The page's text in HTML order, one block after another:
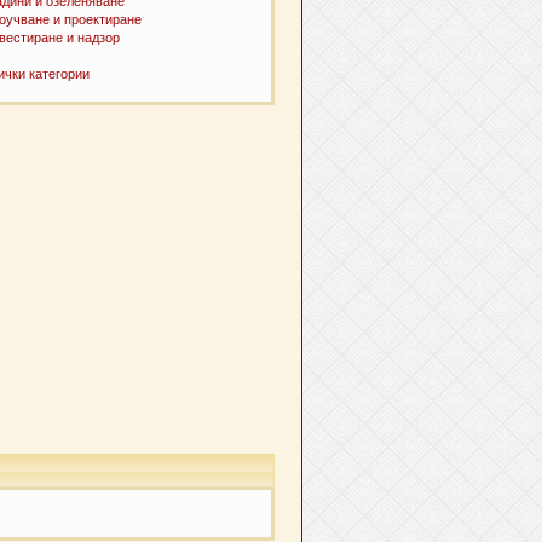
и проектиране
и надзор
категории